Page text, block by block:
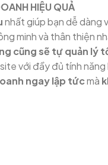
HIỆU QUẢ
nhất giúp bạn dễ dàng
minh và thân thiện
cũng sẽ tự quản lý
với đầy đủ tính
ngay lập tứcmà